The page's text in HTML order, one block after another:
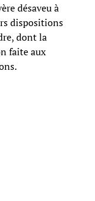
désaveu à
dispositions
dont la
faite aux